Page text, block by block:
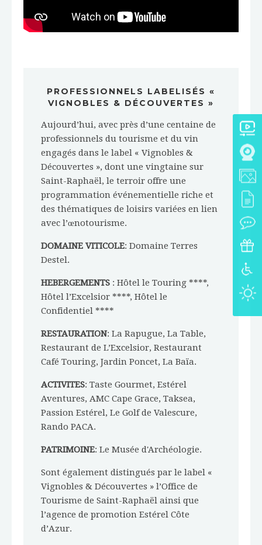
PROFESSIONNELS LABELISÉS «
VIGNOBLES & DÉCOUVERTES »
Aujourd’hui, avec près d’une centaine de
professionnels du tourisme et du vin
engagés dans le label « Vignobles &
Découvertes », dont une vingtaine sur
Saint-Raphaël, le terroir offre une
programmation événementielle riche et
des thématiques de loisirs variées en lien
avec l’œnotourisme.
DOMAINE VITICOLE: Domaine Terres
Destel.
HEBERGEMENTS : Hôtel le Touring ****,
Hôtel l’Excelsior ****, Hôtel le
Confidentiel ****
RESTAURATION: La Rapugue, La Table,
Restaurant de L’Excelsior, Restaurant
Café Touring, Jardin Poncet, La Baïa.
ACTIVITES: Taste Gourmet, Estérel
Aventures, AMC Cape Grace, Taksea,
Passion Estérel, Le Golf de Valescure,
Rando PACA.
PATRIMOINE: Le Musée d'Archéologie.
Sont également distingués par le label «
Vignobles & Découvertes » l’Office de
Tourisme de Saint-Raphaël ainsi que
l’agence de promotion Estérel Côte
d’Azur.